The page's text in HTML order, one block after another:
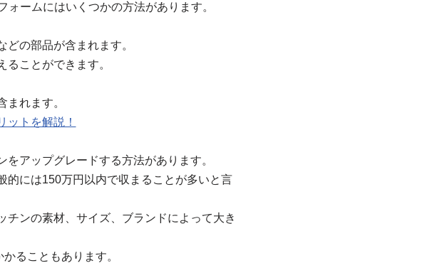
ームにはいくつかの方法があります。
の部品が含まれます。
ことができます。
れます。
ットを解説！
アップグレードする方法があります。
的には150万円以内で収まることが多いと言
ンの素材、サイズ、ブランドによって大き
ることもあります。